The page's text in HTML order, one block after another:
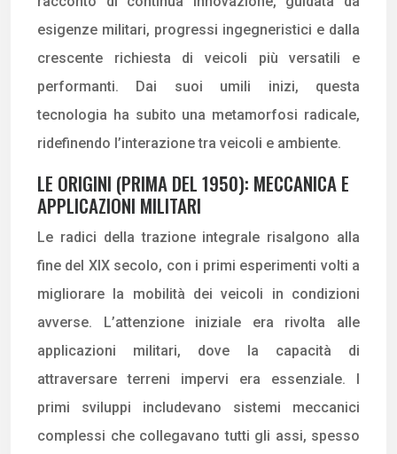
esigenze militari, progressi ingegneristici e dalla
crescente richiesta di veicoli più versatili e
performanti. Dai suoi umili inizi, questa
tecnologia ha subito una metamorfosi radicale,
ridefinendo l’interazione tra veicoli e ambiente.
LE ORIGINI (PRIMA DEL 1950): MECCANICA E
APPLICAZIONI MILITARI
Le radici della trazione integrale risalgono alla
fine del XIX secolo, con i primi esperimenti volti a
migliorare la mobilità dei veicoli in condizioni
avverse. L’attenzione iniziale era rivolta alle
applicazioni militari, dove la capacità di
attraversare terreni impervi era essenziale. I
primi sviluppi includevano sistemi meccanici
complessi che collegavano tutti gli assi, spesso